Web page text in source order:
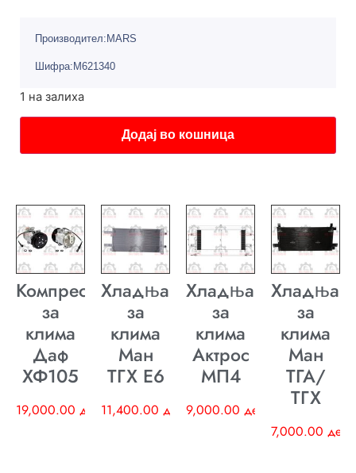
Производител:MARS
Шифра:M621340
1 на залиха
Додај во кошница
Компресор
за
клима
Даф
ХФ105
19,000.00 ден
Хладњак
за
клима
Ман
ТГХ E6
11,400.00 ден
Хладњак
за
клима
Актрос
МП4
9,000.00 ден
Хладњак
за
клима
Ман
ТГА/
ТГХ
7,000.00 ден